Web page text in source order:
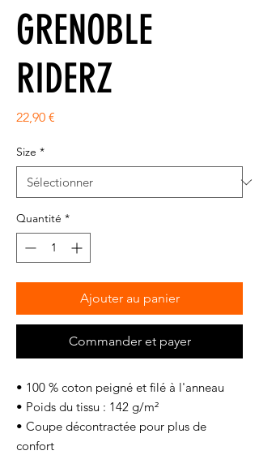
GRENOBLE
RIDERZ
22,90 €
Size *
Quantité *
Ajouter au panier
Commander et payer
• 100 % coton peigné et filé à l'anneau
• Poids du tissu : 142 g/m²
• Coupe décontractée pour plus de
confort